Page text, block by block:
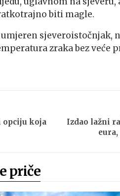
biti magle.
sjeveroistočnjak,
zraka bez veće
opciju koja
Izdao lažni
priče